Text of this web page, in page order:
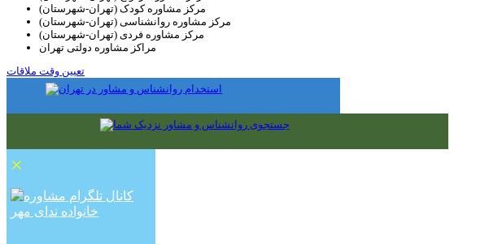
مرکز مشاوره کودک (تهران-شهرستان)
مرکز مشاوره روانشناسی (تهران-شهرستان)
مرکز مشاوره فردی (تهران-شهرستان)
مراکز مشاوره دولتی تهران
تعیین وقت ملاقات
×